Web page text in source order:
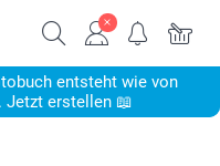
entsteht wie von
Jetzt erstellen 📖